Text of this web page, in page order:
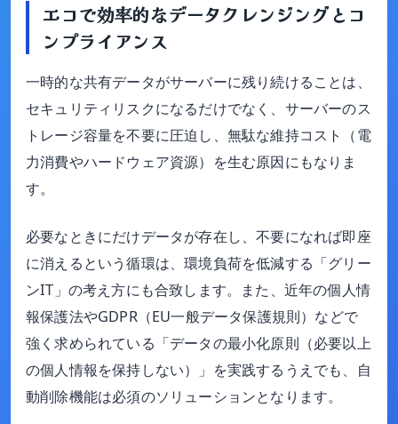
エコで効率的なデータクレンジングとコ
ンプライアンス
一時的な共有データがサーバーに残り続けることは、
セキュリティリスクになるだけでなく、サーバーのス
トレージ容量を不要に圧迫し、無駄な維持コスト（電
力消費やハードウェア資源）を生む原因にもなりま
す。
必要なときにだけデータが存在し、不要になれば即座
に消えるという循環は、環境負荷を低減する「グリー
ンIT」の考え方にも合致します。また、近年の個人情
報保護法やGDPR（EU一般データ保護規則）などで
強く求められている「データの最小化原則（必要以上
の個人情報を保持しない）」を実践するうえでも、自
動削除機能は必須のソリューションとなります。